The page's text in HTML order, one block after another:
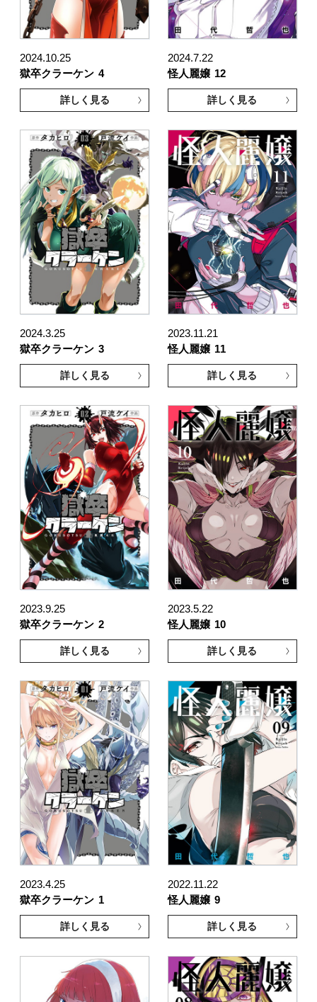
2024.10.25
獄卒クラーケン 4
詳しく見る
2024.7.22
怪人麗嬢 12
詳しく見る
2024.3.25
獄卒クラーケン 3
詳しく見る
2023.11.21
怪人麗嬢 11
詳しく見る
2023.9.25
獄卒クラーケン 2
詳しく見る
2023.5.22
怪人麗嬢 10
詳しく見る
2023.4.25
獄卒クラーケン 1
詳しく見る
2022.11.22
怪人麗嬢 9
詳しく見る